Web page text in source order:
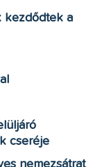
kezdődtek a
cseréje
nemezsátrat